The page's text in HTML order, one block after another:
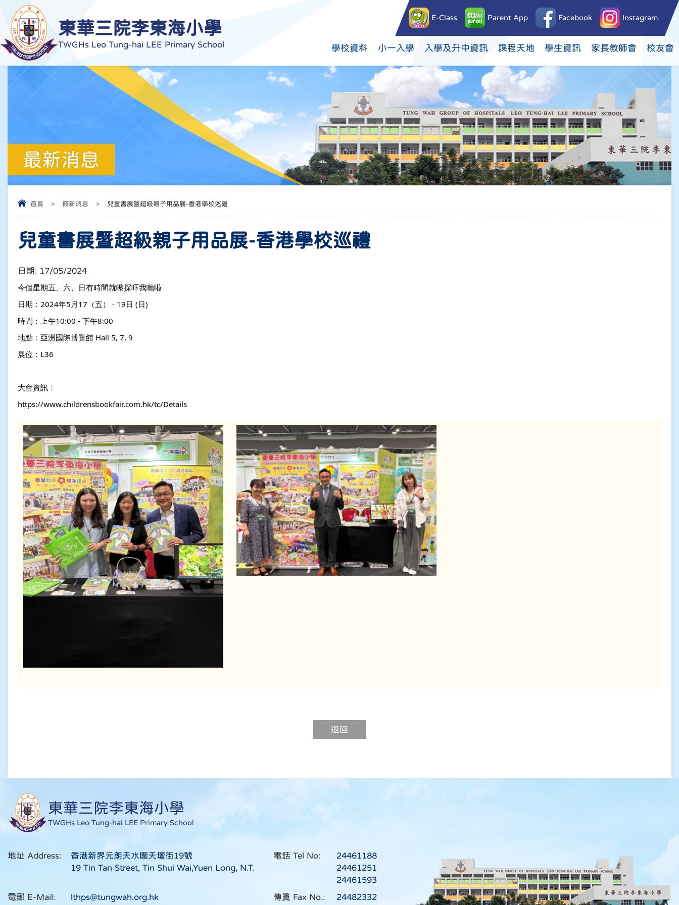
東華三院李東海小學
TWGHs Leo Tung-hai LEE Primary School
E-Class Parent App Facebook Instagram
學校資料 小一入學 入學及升中資訊 課程天地 學生資訊 家長教師會 校友會
最新消息
首頁 > 最新消息 > 兒童書展暨超級親子用品展-香港學校巡禮
兒童書展暨超級親子用品展-香港學校巡禮
日期: 17/05/2024
今個星期五、六、日有時間就嚟探吓我哋啦
日期：2024年5月17（五） - 19日 (日)
時間：上午10:00 - 下午8:00
地點：亞洲國際博覽館 Hall 5, 7, 9
展位：L36
大會資訊：
https://www.childrensbookfair.com.hk/tc/Details
返回
東華三院李東海小學
TWGHs Leo Tung-hai LEE Primary School
地址 Address:
香港新界元朗天水圍天壇街19號
19 Tin Tan Street, Tin Shui Wai,Yuen Long, N.T.
電話 Tel No:
24461188
24461251
24461593
電郵 E-Mail:
lthps@tungwah.org.hk 傳真 Fax No.: 24482332